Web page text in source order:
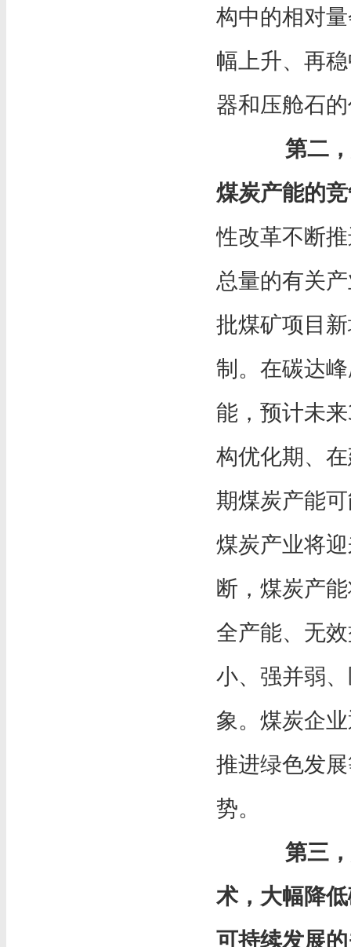
构中的相对
幅上升、再
器和压舱石
第二
煤炭产能的
性改革不断
总量的有关
批煤矿项目
制。在碳达
能，预计未
构优化期、
期煤炭产能
煤炭产业将
断，煤炭产
全产能、无
小、强并弱
象。煤炭企
推进绿色发
势。
第三
术，大幅降
可持续发展